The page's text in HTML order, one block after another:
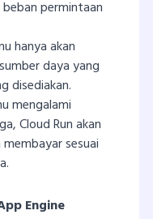
permintaan
hanya akan
daya yang
disediakan.
mengalami
Cloud Run akan
sesuai
Engine